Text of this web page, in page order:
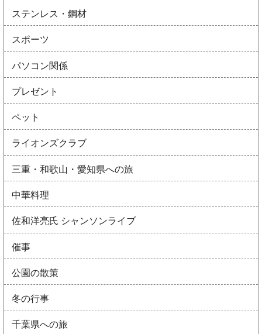
ステンレス・鋼材
スポーツ
パソコン関係
プレゼント
ペット
ライオンズクラブ
三重・和歌山・愛知県への旅
中華料理
佐和洋亮氏 シャンソンライブ
催事
公園の散策
冬の行事
千葉県への旅